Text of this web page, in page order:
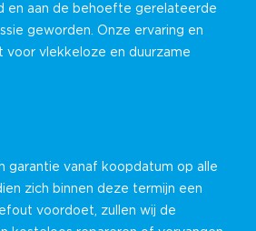
en aan de behoefte gerelateerde
geworden. Onze ervaring en
voor vlekkeloze en duurzame
garantie vanaf koopdatum op alle
zich binnen deze termijn een
voordoet, zullen wij de